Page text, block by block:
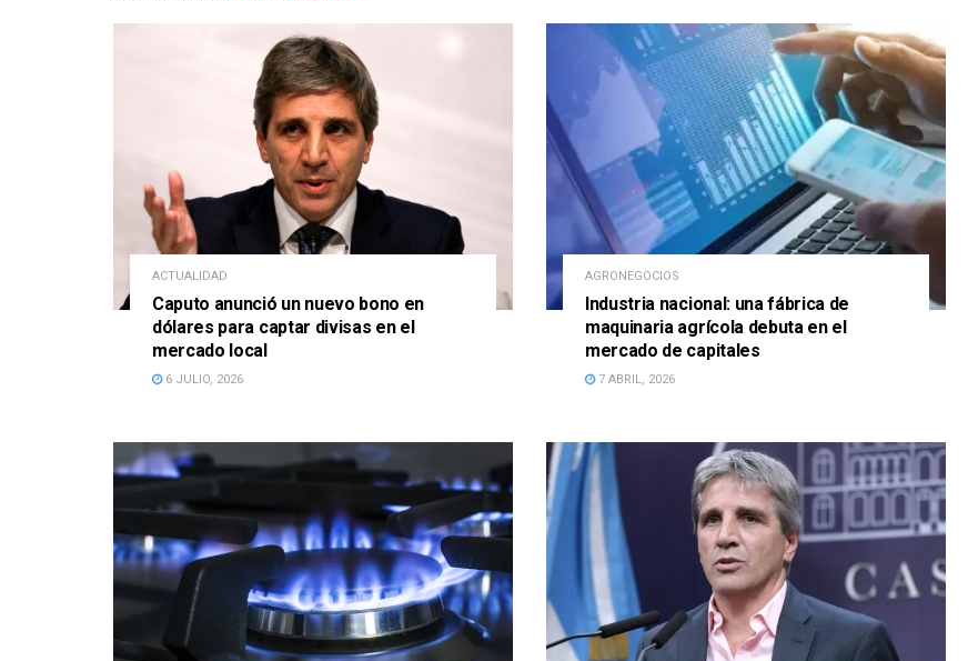
ACTUALIDAD
Caputo anunció un nuevo bono en
dólares para captar divisas en el
mercado local
6 JULIO, 2026
AGRONEGOCIOS
Industria nacional: una fábrica de
maquinaria agrícola debuta en el
mercado de capitales
7 ABRIL, 2026